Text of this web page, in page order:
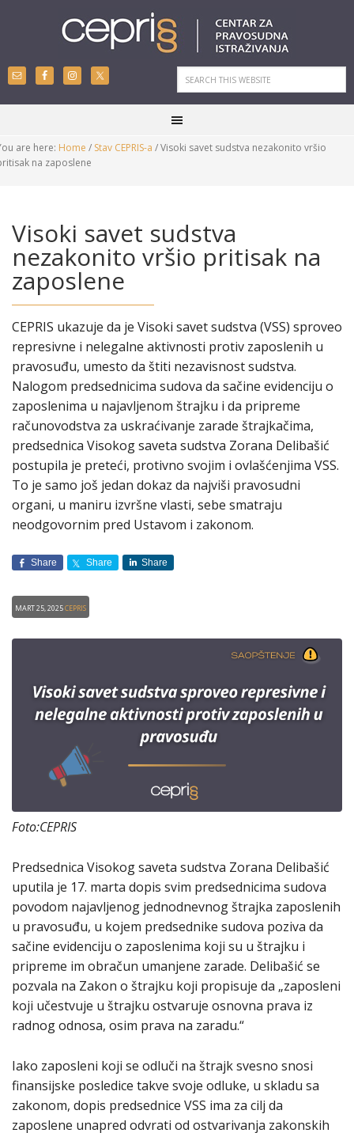
are here: Home / Stav CEPRIS-a /Visoki savet sudstva nezakonito vršio
na zaposlene
Visoki savet sudstva
nezakonito vršio pritisak na
zaposlene
CEPRIS ukazuje da je Visoki savet sudstva (VSS) sproveo
represivne i nelegalne aktivnosti protiv zaposlenih u
pravosuđu, umesto da štiti nezavisnost sudstva.
Nalogom predsednicima sudova da sačine evidenciju o
zaposlenima u najavljenom štrajku i da pripreme
računovodstva za uskraćivanje zarade štrajkačima,
predsednica Visokog saveta sudstva Zorana Delibašić
postupila je preteći, protivno svojim i ovlašćenjima VSS.
To je samo još jedan dokaz da najviši pravosudni
organi, u maniru izvršne vlasti, sebe smatraju
neodgovornim pred Ustavom i zakonom.
Share Share Share
Mart 25, 2025CEPRIS
Foto:CEPRIS
Predsednica Visokog saveta sudstva Zorana Delibašić
uputila je 17. marta dopis svim predsednicima sudova
povodom najavljenog jednodnevnog štrajka zaposlenih
u pravosuđu, u kojem predsednike sudova poziva da
sačine evidenciju o zaposlenima koji su u štrajku i
pripreme im obračun umanjene zarade. Delibašić se
pozvala na Zakon o štrajku koji propisuje da „zaposleni
koji učestvuje u štrajku ostvaruje osnovna prava iz
radnog odnosa, osim prava na zaradu.“
Iako zaposleni koji se odluči na štrajk svesno snosi
finansijske posledice takve svoje odluke, u skladu sa
zakonom, dopis predsednice VSS ima za cilj da
zaposlene unapred odvrati od ostvarivanja zakonskih